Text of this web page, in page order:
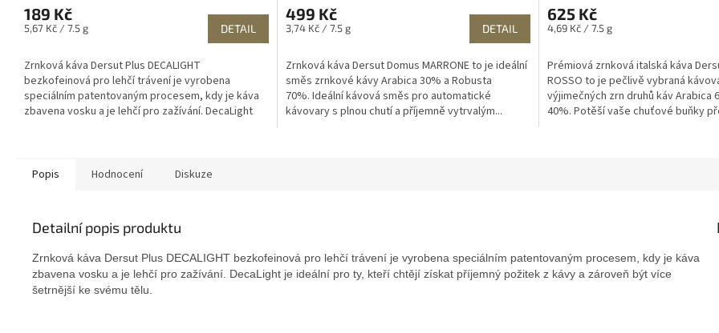
189 Kč
Měrná
5,67 Kč / 7.5 g DETAIL
Zrnková káva Dersut Plus DECALIGHT
bezkofeinová pro lehčí trávení je vyrobena
speciálním patentovaným procesem, kdy je káva
zbavena vosku a je lehčí pro zažívání. DecaLight
499 Kč
Měrná
3,74 Kč / 7.5 g DETAIL
Zrnková káva Dersut Domus MARRONE to je ideální
směs zrnkové kávy Arabica 30% a Robusta
70%. Ideální kávová směs pro automatické
kávovary s plnou chutí a příjemně vytrvalým...
625 Kč
Měrná
4,69 Kč / 7.5 g
Prémiová zrnková italská káva
ROSSO to je pečlivě vybraná
výjimečných zrn druhů káv Arabica
40%. Potěší vaše chuťové buňky
Popis Hodnocení Diskuze
Detailní popis produktu
Zrnková káva Dersut Plus DECALIGHT bezkofeinová pro lehčí trávení je vyrobena speciálním patentovaným procesem, kdy je káva
zbavena vosku a je lehčí pro zažívání. DecaLight je ideální pro ty, kteří chtějí získat příjemný požitek z kávy a zároveň být více
šetrnější ke svému tělu.